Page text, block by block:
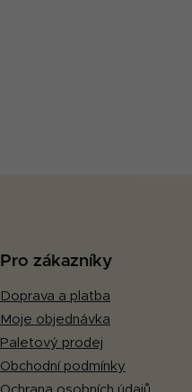
Pro zákazníky
Doprava a platba
Moje objednávka
Paletový prodej
Obchodní podmínky